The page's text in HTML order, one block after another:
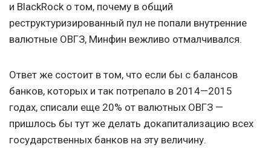
и BlackRock о том, почему в общий
реструктуризированный пул не попали внутренние
валютные ОВГЗ, Минфин вежливо отмалчивался.
Ответ же состоит в том, что если бы с балансов
банков, которых и так потрепало в 2014—2015
годах, списали еще 20% от валютных ОВГЗ —
пришлось бы тут же делать докапитализацию всех
государственных банков на эту величину.